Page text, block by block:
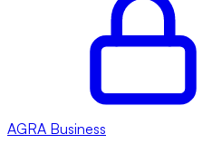
AGRA Business